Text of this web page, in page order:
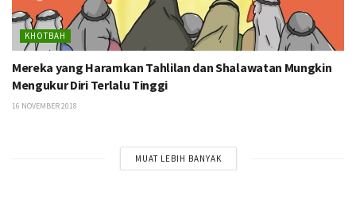
KHOTBAH
Mereka yang Haramkan Tahlilan dan Shalawatan Mungkin
Mengukur Diri Terlalu Tinggi
16 NOVEMBER 2018
MUAT LEBIH BANYAK